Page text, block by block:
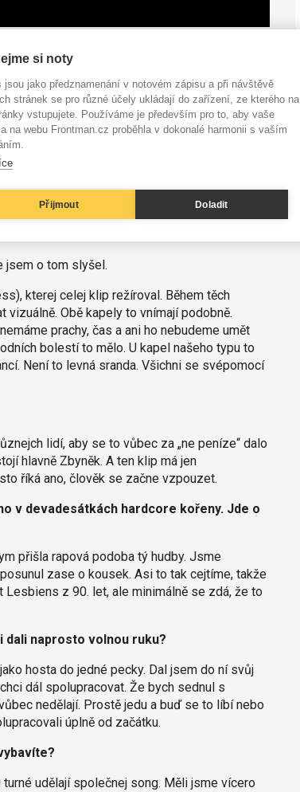
dvou kapel. A když už hraju v tý druhý a jsem
a negativista. Ale narodí se mi dítě,
jen sluníčko.“ Ale mně to spíš přijde
klip se odehrává před Černínským
jsem o tom slyšel.
kterej celej klip režíroval. Během těch
Obě kapely to vnímají podobně.
prachy, čas a ani ho nebudeme umět
bolestí to mělo. U kapel našeho typu to
Není to levná sranda. Všichni se svépomocí
lidí, aby se to vůbec za „ne peníze“ dalo
hlavně Zbyněk. A ten klip má jen
říká ano, člověk se začne vzpouzet.
v devadesátkách hardcore kořeny. Jde o
přišla rapová podoba tý hudby. Jsme
zase o kousek. Asi to tak cejtíme, takže
z 90. let, ale minimálně se zdá, že to
dali naprosto volnou ruku?
hosta do jedné pecky. Dal jsem do ní svůj
dál spolupracovat. Že bych sednul s
nedělají. Prostě jedu a buď se to líbí nebo
úplně od začátku.
udělají společnej song. Měli jsme vícero
si noty
jsou jako předznamenání v notovém zápisu a při návštěvě
stránek se pro různé účely ukládají do zařízení, ze kterého na
vstupujete. Používáme je především pro to, aby vaše
na webu Frontman.cz proběhla v dokonalé harmonii s vaším
Přijmout Doladit